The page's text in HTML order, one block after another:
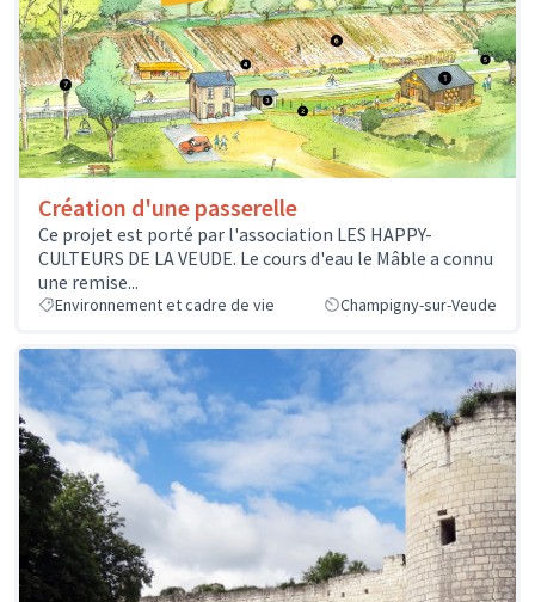
Création d'une passerelle
Ce projet est porté par l'association LES HAPPY-
CULTEURS DE LA VEUDE. Le cours d'eau le Mâble a connu
une remise...
Environnement et cadre de vie Champigny-sur-Veude